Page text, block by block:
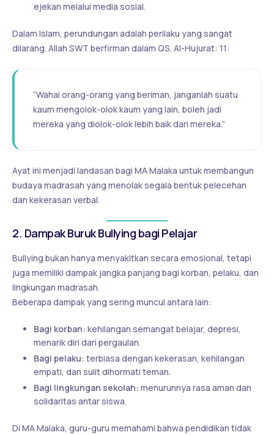
ejekan melalui media sosial.
Dalam Islam, perundungan adalah perilaku yang sangat
dilarang. Allah SWT berfirman dalam QS. Al-Hujurat: 11:
“Wahai orang-orang yang beriman, janganlah suatu
kaum mengolok-olok kaum yang lain, boleh jadi
mereka yang diolok-olok lebih baik dari mereka.”
Ayat ini menjadi landasan bagi MA Malaka untuk membangun
budaya madrasah yang menolak segala bentuk pelecehan
dan kekerasan verbal.
2. Dampak Buruk Bullying bagi Pelajar
Bullying bukan hanya menyakitkan secara emosional, tetapi
juga memiliki dampak jangka panjang bagi korban, pelaku, dan
lingkungan madrasah.
Beberapa dampak yang sering muncul antara lain:
Bagi korban: kehilangan semangat belajar, depresi,
menarik diri dari pergaulan.
Bagi pelaku: terbiasa dengan kekerasan, kehilangan
empati, dan sulit dihormati teman.
Bagi lingkungan sekolah: menurunnya rasa aman dan
solidaritas antar siswa.
Di MA Malaka, guru-guru memahami bahwa pendidikan tidak